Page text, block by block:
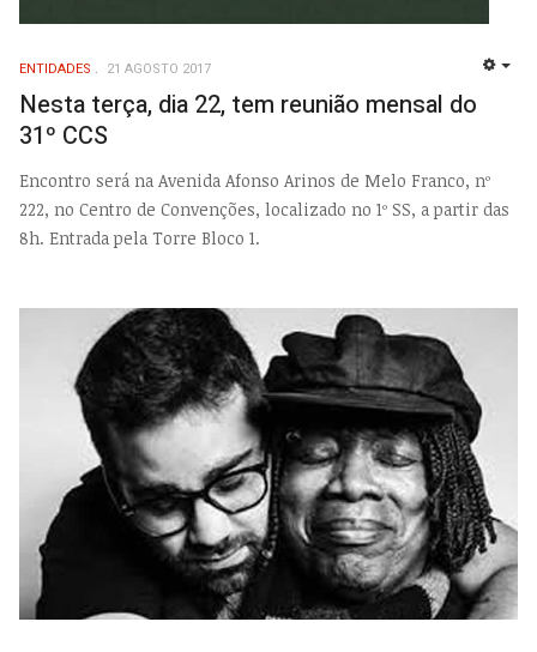
ENTIDADES 21 AGOSTO 2017
Nesta terça, dia 22, tem reunião mensal do
31º CCS
Encontro será na Avenida Afonso Arinos de Melo Franco, nº
222, no Centro de Convenções, localizado no 1º SS, a partir das
8h. Entrada pela Torre Bloco 1.